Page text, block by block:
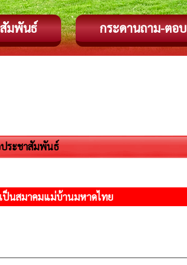
มพันธ์ กระดานถาม-ตอบ
ระชาสัมพันธ์
ป็นสมาคมแม่บ้านมหาดไทย